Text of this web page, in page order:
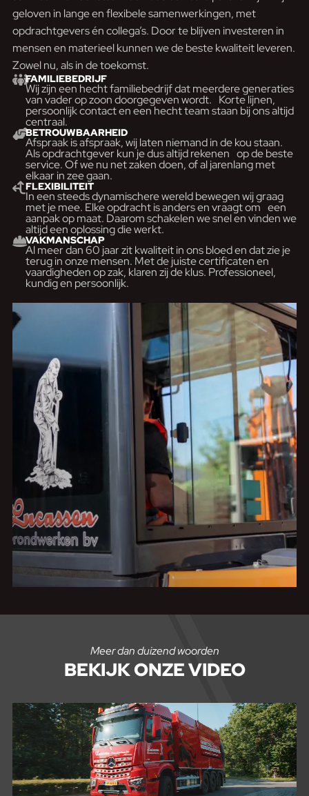
geloven in lange en flexibele samenwerkingen, met
opdrachtgevers én collega’s. Door te blijven investeren in
mensen en materieel kunnen we de beste kwaliteit leveren.
Zowel nu, als in de toekomst.
FAMILIEBEDRIJF
Wij zijn een hecht familiebedrijf dat meerdere generaties
van vader op zoon doorgegeven wordt. Korte lijnen,
persoonlijk contact en een hecht team staan bij ons altijd
centraal.
BETROUWBAARHEID
Afspraak is afspraak, wij laten niemand in de kou staan.
Als opdrachtgever kun je dus altijd rekenen op de beste
service. Of we nu net zaken doen, of al jarenlang met
elkaar in zee gaan.
FLEXIBILITEIT
In een steeds dynamischere wereld bewegen wij graag
met je mee. Elke opdracht is anders en vraagt om een
aanpak op maat. Daarom schakelen we snel en vinden we
altijd een oplossing die werkt.
VAKMANSCHAP
Al meer dan 60 jaar zit kwaliteit in ons bloed en dat zie je
terug in onze mensen. Met de juiste certificaten en
vaardigheden op zak, klaren zij de klus. Professioneel,
kundig en persoonlijk.
Meer dan duizend woorden
BEKIJKONZE VIDEO